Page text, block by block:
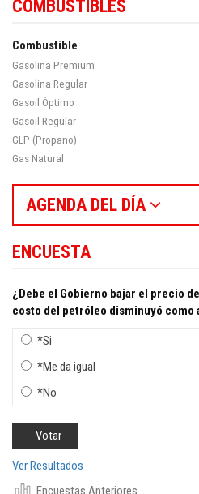
COMBUSTIBLES
Combustible
Gasolina Premium
Gasolina Regular
Gasoil Óptimo
Gasoil Regular
GLP (Propano)
Gas Natural
AGENDA DEL DÍA
ENCUESTA
¿Debe el Gobierno bajar el precio
costo del petróleo disminuyó como
*Si
*Me da igual
*No
Ver Resultados
Encuestas Anteriores